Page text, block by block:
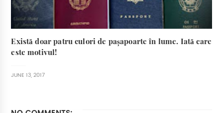
Există doar patru culori de pașapoarte în lume. Iată care
este motivul!
JUNE 13, 2017